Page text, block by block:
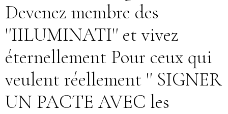
Devenez membre des
''IILUMINATI'' et vivez
éternellement Pour ceux qui
veulent réellement '' SIGNER
UN PACTE AVEC les